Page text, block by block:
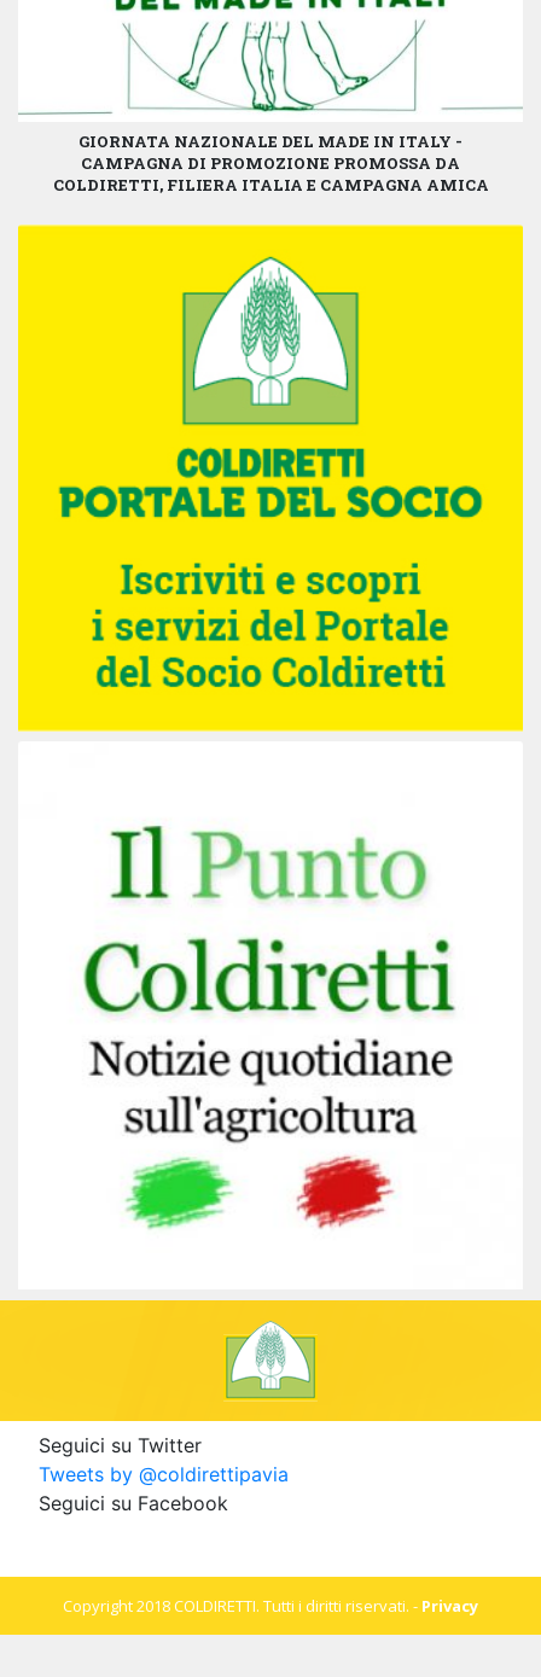
GIORNATA NAZIONALE DEL MADE IN ITALY -
CAMPAGNA DI PROMOZIONE PROMOSSA DA
COLDIRETTI, FILIERA ITALIA E CAMPAGNA AMICA
Seguici su Twitter
Tweets by @coldirettipavia
Seguici su Facebook
Copyright 2018 COLDIRETTI. Tutti i diritti riservati. - Privacy